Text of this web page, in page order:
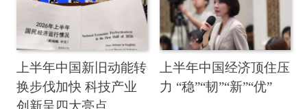
上半年中国新旧动能转
换步伐加快 科技产业
创新呈四大亮点
上半年中国经济顶住压
力 “稳”“韧”“新”“优”